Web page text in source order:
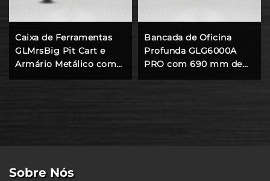
Caixa de Ferramentas
GLMrsBig Pit Cart e
Armário Metálico com
Bancada de Oficina
Profunda GLG6000A
PRO com 690 mm de
Sobre Nós